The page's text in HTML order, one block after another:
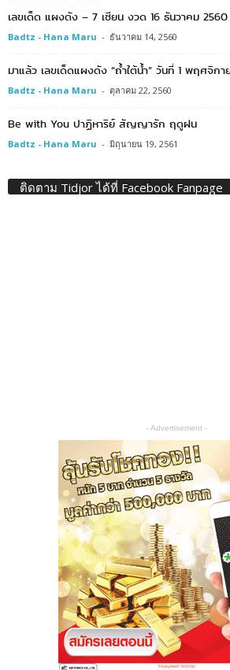
เลขเด็ด แผงดัง – 7 เซียน งวด 16 ธันวาคม 2560
Badtz - Hana Maru - ธันวาคม 14, 2560
มาแล้ว เลขเด็ดแผงดัง “ถ้ำใต้น้ำ” วันที่ 1 พฤศจิก
Badtz - Hana Maru - ตุลาคม 22, 2560
Be with You ปาฏิหาริย์ สัญญารัก ฤดูฝน
Badtz - Hana Maru - มิถุนายน 19, 2561
ติดตาม Tidjor ได้ที่ Facebook Fanpage
- Advertisement -